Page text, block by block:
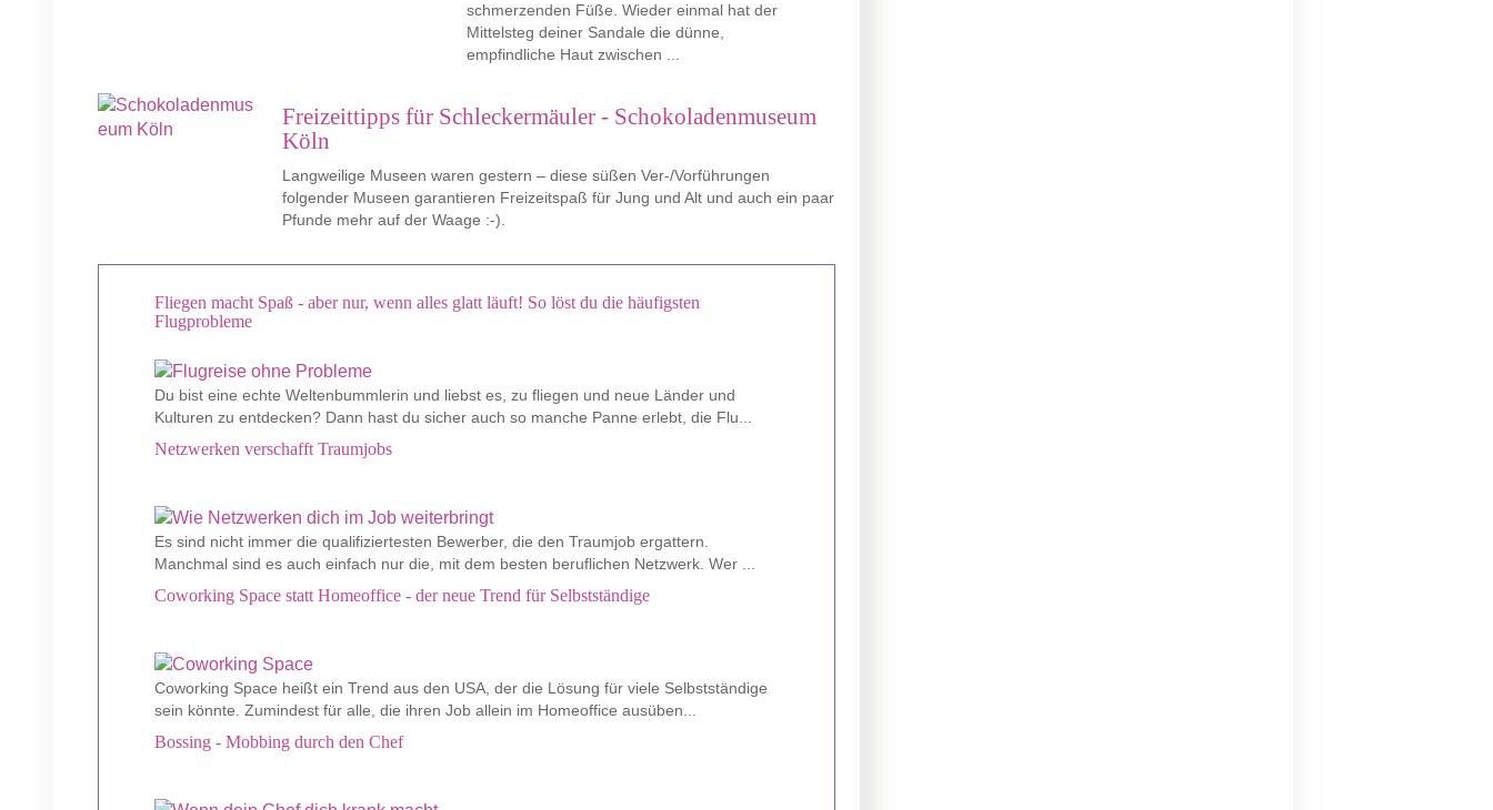
schmerzenden Füße. Wieder einmal hat der
Mittelsteg deiner Sandale die dünne,
empfindliche Haut zwischen ...
Freizeittipps für Schleckermäuler - Schokoladenmuseum
Köln
Langweilige Museen waren gestern – diese süßen Ver-/Vorführungen
folgender Museen garantieren Freizeitspaß für Jung und Alt und auch ein paar
Pfunde mehr auf der Waage :-).
Fliegen macht Spaß - aber nur, wenn alles glatt läuft! So löst du die häufigsten
Flugprobleme
Du bist eine echte Weltenbummlerin und liebst es, zu fliegen und neue Länder und
Kulturen zu entdecken? Dann hast du sicher auch so manche Panne erlebt, die Flu...
Netzwerken verschafft Traumjobs
Es sind nicht immer die qualifiziertesten Bewerber, die den Traumjob ergattern.
Manchmal sind es auch einfach nur die, mit dem besten beruflichen Netzwerk. Wer ...
Coworking Space statt Homeoffice - der neue Trend für Selbstständige
Coworking Space heißt ein Trend aus den USA, der die Lösung für viele Selbstständige
sein könnte. Zumindest für alle, die ihren Job allein im Homeoffice ausüben...
Bossing - Mobbing durch den Chef